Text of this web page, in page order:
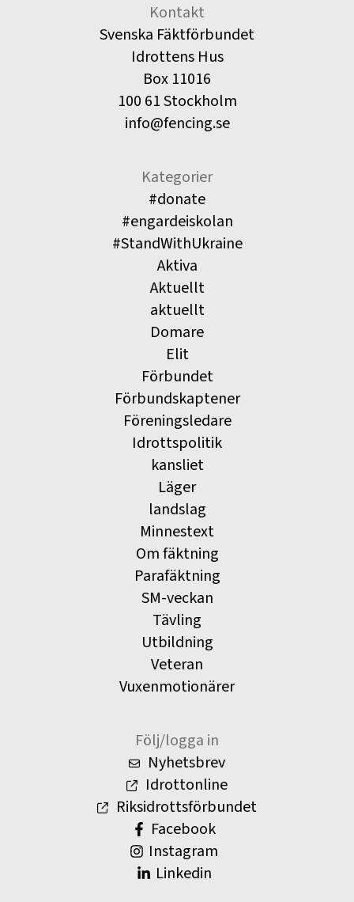
Kontakt
Svenska Fäktförbundet
Idrottens Hus
Box 11016
100 61 Stockholm
info@fencing.se
Kategorier
#donate
#engardeiskolan
#StandWithUkraine
Aktiva
Aktuellt
aktuellt
Domare
Elit
Förbundet
Förbundskaptener
Föreningsledare
Idrottspolitik
kansliet
Läger
landslag
Minnestext
Om fäktning
Parafäktning
SM-veckan
Tävling
Utbildning
Veteran
Vuxenmotionärer
Följ/logga in
Nyhetsbrev
Idrottonline
Riksidrottsförbundet
Facebook
Instagram
Linkedin